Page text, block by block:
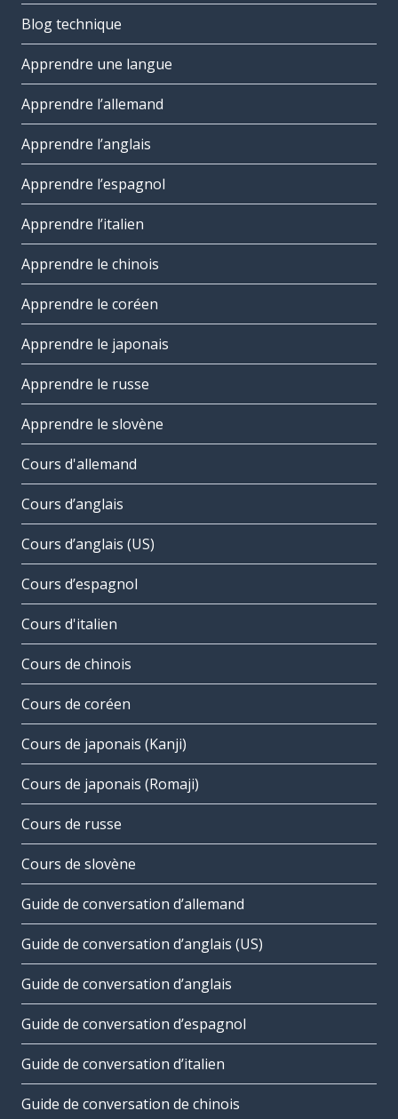
Blog technique
Apprendre une langue
Apprendre l’allemand
Apprendre l’anglais
Apprendre l’espagnol
Apprendre l’italien
Apprendre le chinois
Apprendre le coréen
Apprendre le japonais
Apprendre le russe
Apprendre le slovène
Cours d'allemand
Cours d’anglais
Cours d’anglais (US)
Cours d’espagnol
Cours d'italien
Cours de chinois
Cours de coréen
Cours de japonais (Kanji)
Cours de japonais (Romaji)
Cours de russe
Cours de slovène
Guide de conversation d’allemand
Guide de conversation d’anglais (US)
Guide de conversation d’anglais
Guide de conversation d’espagnol
Guide de conversation d’italien
Guide de conversation de chinois